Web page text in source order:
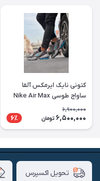
کتونی نایک ایرمکس آلفا
ساواج طوسی Nike Air Max
Alpha Savage
6,900,000
6,500,000 تومان 6٪
تحویل اکسپرس